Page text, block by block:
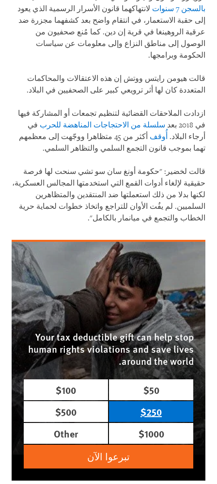
بالسجن 7 سنوات
لانتهاكهما قانون الأسرار الرسمية الذي يعود
إلى حقبة الاستعمار، في انتقام واضح بعد كشفهما مجزرة ضد
عرقية الروهينغا في قرية إن دين. كما مُنع صحفيون من
الوصول إلى مناطق النزاع وإلى معلومات عن سياسات
الحكومة وبرامجها.
قالت هيومن رايتس ووتش إن هذه الاعتقالات والمحاكمات
المتعددة كان لها أثر ترويعي كبير على الصحفيين في البلاد.
ازدادت الملاحقات القضائية لتنظيم تجمعات أو المشاركة فيها
في 2018 بعد
سلسلة من الاحتجاجات المناهضة للحرب في
أرجاء البلاد. أُوقف
أكثر من 45 متظاهرا ووجّهت إلى معظمهم
تهما بموجب قانون التجمع السلمي والتظاهر السلمي.
قالت لخضير: "حكومة أونغ سان سو تشي سنحت لها فرصة
حقيقية لإلغاء أدوات القمع التي استخدمتها المجالس العسكرية،
لكنها بدلا من ذلك استعملتها ضد المنتقدين والمتظاهرين
السلميين. لم يفُت الأوان للتراجع واتخاذ خطوات لحماية حرية
الخطاب والتجمع في ميانمار بالكامل".
Your tax deductible gift can help stop
human rights violations and save lives
around the world.
$50
$100
$250
$500
$1000
Other
تبرعوا الآن